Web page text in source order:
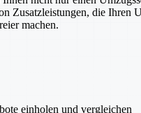
Zusatzleistungen, die Ihren
machen.
einholen und vergleichen